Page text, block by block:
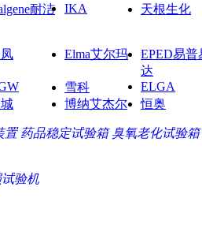
耐洁 IKA 天根生化
Elma艾尔玛
EPED易普
达
雪科 ELGA
博纳艾杰尔 恒奥
置 药品稳定试验箱 臭氧老化试验箱
验机